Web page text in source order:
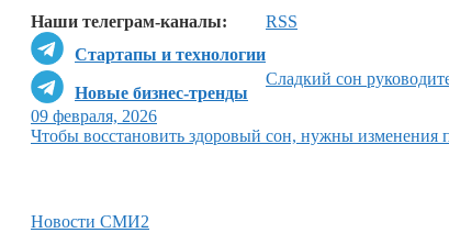
Наши телеграм-каналы:
Стартапы и технологии
Новые бизнес-тренды
RSS
Сладкий сон
09 февраля, 2026
Чтобы восстановить здоровый сон, нужны изменения
Новости СМИ2